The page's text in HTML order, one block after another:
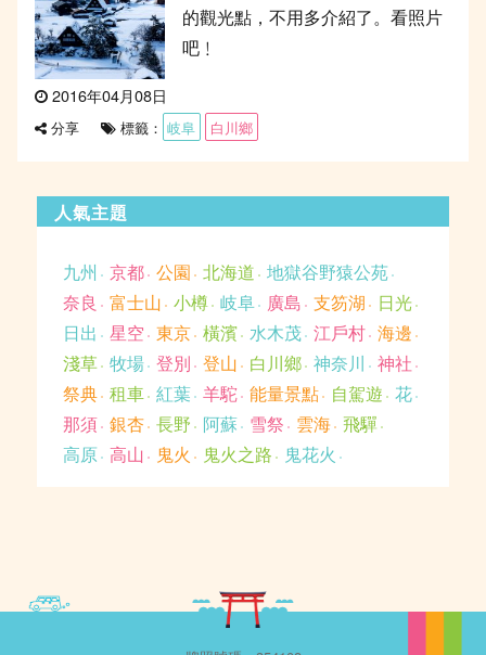
的觀光點，不用多介紹了。看照片
吧﹗
發
表
2016年04月08日
分享 標籤： 岐阜 白川鄉
人氣主題
九州 京都 公園 北海道 地獄谷野猿公苑
奈良
富士山 小樽 岐阜 廣島 支笏湖
日光
日出 星空 東京 橫濱 水木茂 江戶村 海邊
淺草 牧場 登別 登山 白川鄉 神奈川 神社
祭典 租車 紅葉 羊駝 能量景點 自駕遊 花
那須 銀杏 長野 阿蘇 雪祭 雲海 飛驒
高原 高山 鬼火 鬼火之路 鬼花火